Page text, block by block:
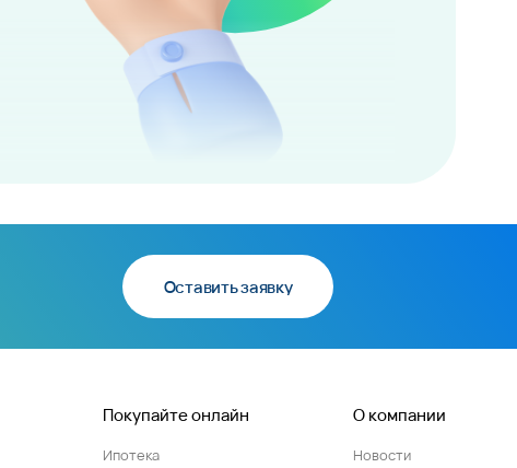
Оставить заявку
Покупайте онлайн
Ипотека
О компании
Новости